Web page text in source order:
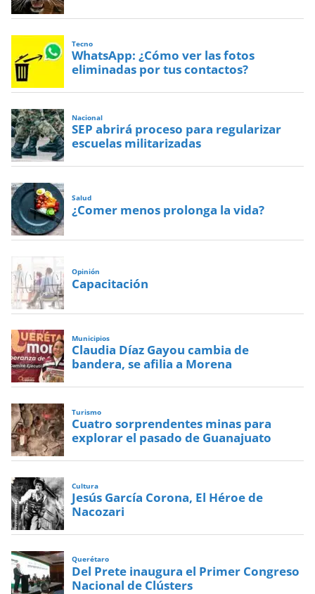
Tecno
WhatsApp: ¿Cómo ver las fotos
eliminadas por tus contactos?
Nacional
SEP abrirá proceso para regularizar
escuelas militarizadas
Salud
¿Comer menos prolonga la vida?
Opinión
Capacitación
Municipios
Claudia Díaz Gayou cambia de
bandera, se afilia a Morena
Turismo
Cuatro sorprendentes minas para
explorar el pasado de Guanajuato
Cultura
Jesús García Corona, El Héroe de
Nacozari
Querétaro
Del Prete inaugura el Primer Congreso
Nacional de Clústers